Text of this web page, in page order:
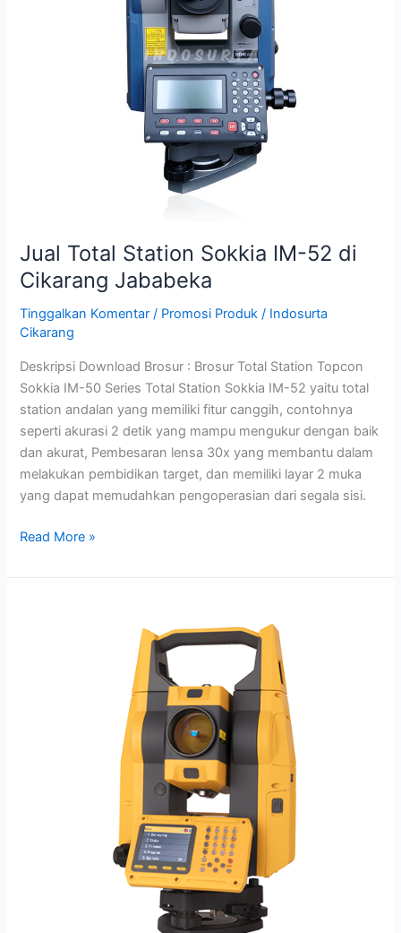
Jual Total Station Sokkia IM-52 di
Cikarang Jababeka
Tinggalkan Komentar / Promosi Produk / Indosurta
Cikarang
Deskripsi Download Brosur : Brosur Total Station Topcon
Sokkia IM-50 Series Total Station Sokkia IM-52 yaitu total
station andalan yang memiliki fitur canggih, contohnya
seperti akurasi 2 detik yang mampu mengukur dengan baik
dan akurat, Pembesaran lensa 30x yang membantu dalam
melakukan pembidikan target, dan memiliki layar 2 muka
yang dapat memudahkan pengoperasian dari segala sisi.
Read More »